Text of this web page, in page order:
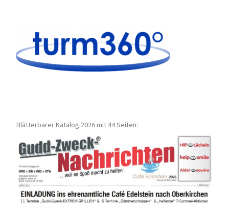
Blätterbarer Katalog 2026 mit 44 Seiten: